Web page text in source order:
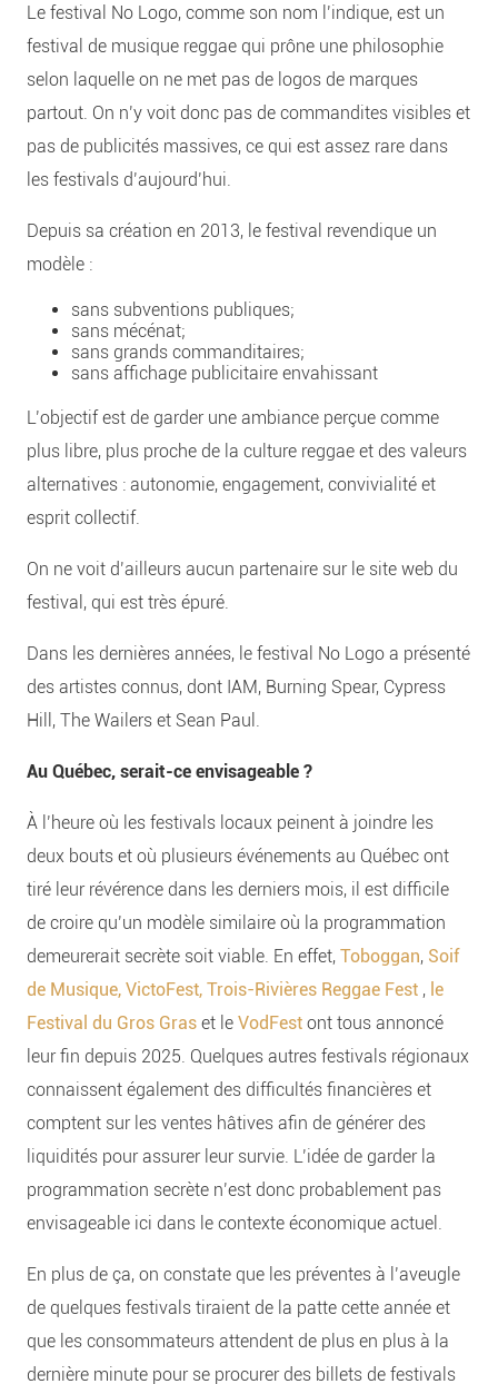
Le festival No Logo, comme son nom l’indique, est un
festival de musique reggae qui prône une philosophie
selon laquelle on ne met pas de logos de marques
partout. On n’y voit donc pas de commandites visibles et
pas de publicités massives, ce qui est assez rare dans
les festivals d’aujourd’hui.
Depuis sa création en 2013, le festival revendique un
modèle :
sans subventions publiques;
sans mécénat;
sans grands commanditaires;
sans affichage publicitaire envahissant
L’objectif est de garder une ambiance perçue comme
plus libre, plus proche de la culture reggae et des valeurs
alternatives : autonomie, engagement, convivialité et
esprit collectif.
On ne voit d’ailleurs aucun partenaire sur le site web du
festival, qui est très épuré.
Dans les dernières années, le festival No Logo a présenté
des artistes connus, dont IAM, Burning Spear, Cypress
Hill, The Wailers et Sean Paul.
Au Québec, serait-ce envisageable ?
À l’heure où les festivals locaux peinent à joindre les
deux bouts et où plusieurs événements au Québec ont
tiré leur révérence dans les derniers mois, il est difficile
de croire qu’un modèle similaire où la programmation
demeurerait secrète soit viable. En effet, Toboggan, Soif
de Musique, VictoFest, Trois-Rivières Reggae Fest , le
Festival du Gros Gras et le VodFest ont tous annoncé
leur fin depuis 2025. Quelques autres festivals régionaux
connaissent également des difficultés financières et
comptent sur les ventes hâtives afin de générer des
liquidités pour assurer leur survie. L’idée de garder la
programmation secrète n’est donc probablement pas
envisageable ici dans le contexte économique actuel.
En plus de ça, on constate que les préventes à l’aveugle
de quelques festivals tiraient de la patte cette année et
que les consommateurs attendent de plus en plus à la
dernière minute pour se procurer des billets de festivals